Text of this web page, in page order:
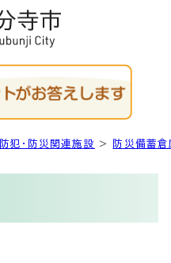
防犯・防災関連施設 > 防災備蓄倉